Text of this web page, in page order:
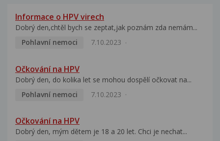
Informace o HPV virech
Dobrý den,chtěl bych se zeptat,jak poznám zda nemám...
Pohlavní nemoci
7.10.2023
Očkování na HPV
Dobrý den, do kolika let se mohou dospělí očkovat na...
Pohlavní nemoci
7.10.2023
Očkování na HPV
Dobrý den, mým dětem je 18 a 20 let. Chci je nechat...